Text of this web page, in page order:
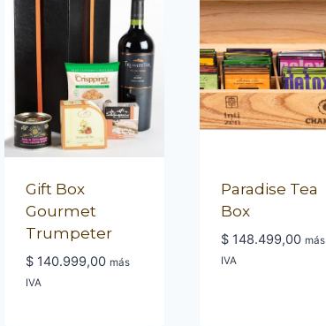
Gift Box
Gourmet
Trumpeter
$ 140.999,00 más
IVA
Paradise Tea
Box
$ 148.499,00 más
IVA